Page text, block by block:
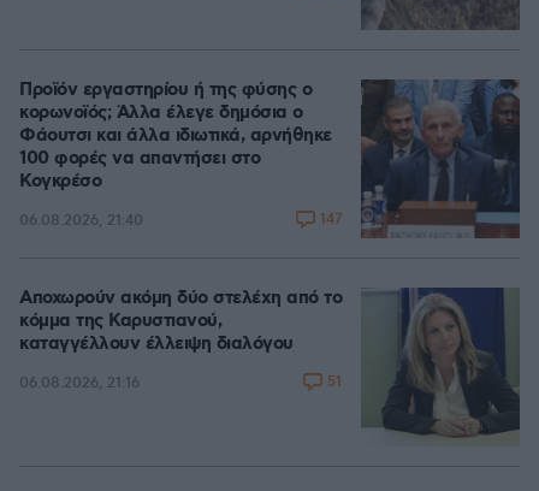
Προϊόν εργαστηρίου ή της φύσης ο
κορωνοϊός; Άλλα έλεγε δημόσια ο
Φάουτσι και άλλα ιδιωτικά, αρνήθηκε
100 φορές να απαντήσει στο
Κογκρέσο
06.08.2026, 21:40 147
Αποχωρούν ακόμη δύο στελέχη από το
κόμμα της Καρυστιανού,
καταγγέλλουν έλλειψη διαλόγου
06.08.2026, 21:16 51